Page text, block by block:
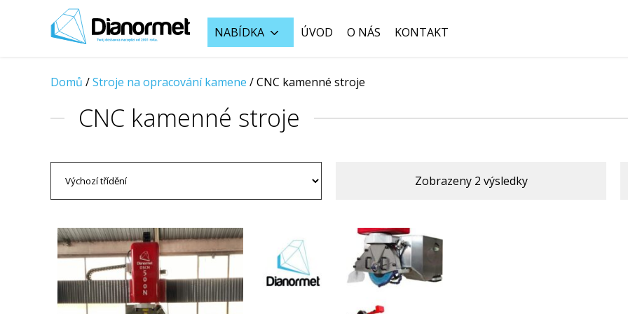
NABÍDKA ÚVOD O NÁS KONTAKT
Domů /Stroje na opracování kamene /CNC kamenné stroje
CNC kamenné stroje
Zobrazeny 2 výsledky